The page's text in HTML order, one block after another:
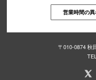
営業時間の
〒010-0874 秋